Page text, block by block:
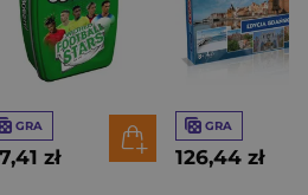
GRA
zł
GRA
126,44 zł